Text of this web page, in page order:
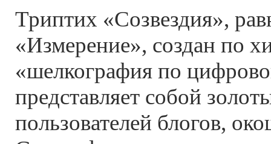
Триптих «Созвездия»,
«Измерение», создан по
«шелкография по
представляет собой
пользователей блогов,